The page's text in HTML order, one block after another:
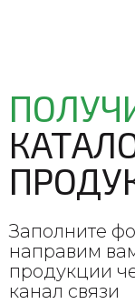
Заполните
направим
продукции
канал связи